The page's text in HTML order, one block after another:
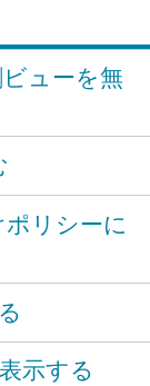
ューを無
ポリシーに
示する